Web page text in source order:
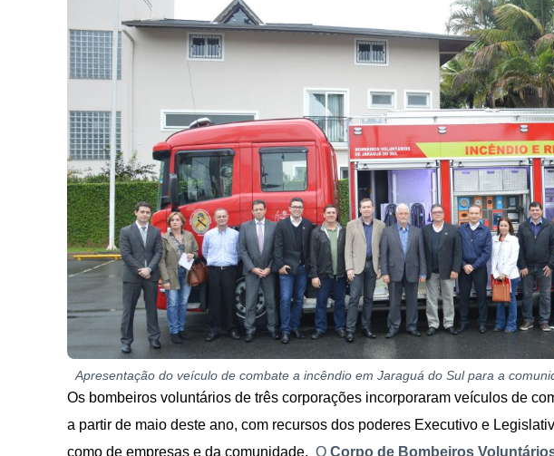
Apresentação do veículo de combate a incêndio em Jaraguá do Sul para a
Os bombeiros voluntários de três corporações incorporaram veículos de
a partir de maio deste ano, com recursos dos poderes Executivo e
como de empresas e da comunidade. O Corpo de Bombeiros